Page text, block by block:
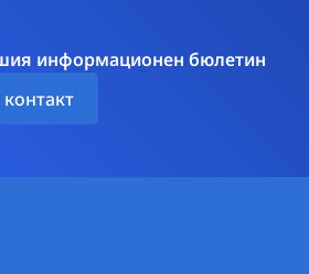
информационен бюлетин
контакт